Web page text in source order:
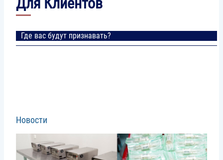
Где вас будут признавать?
Новости
Image